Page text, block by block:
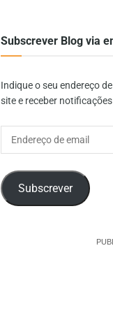
Subscrever Blog via
Indique o seu endereço
site e receber
Subscrever